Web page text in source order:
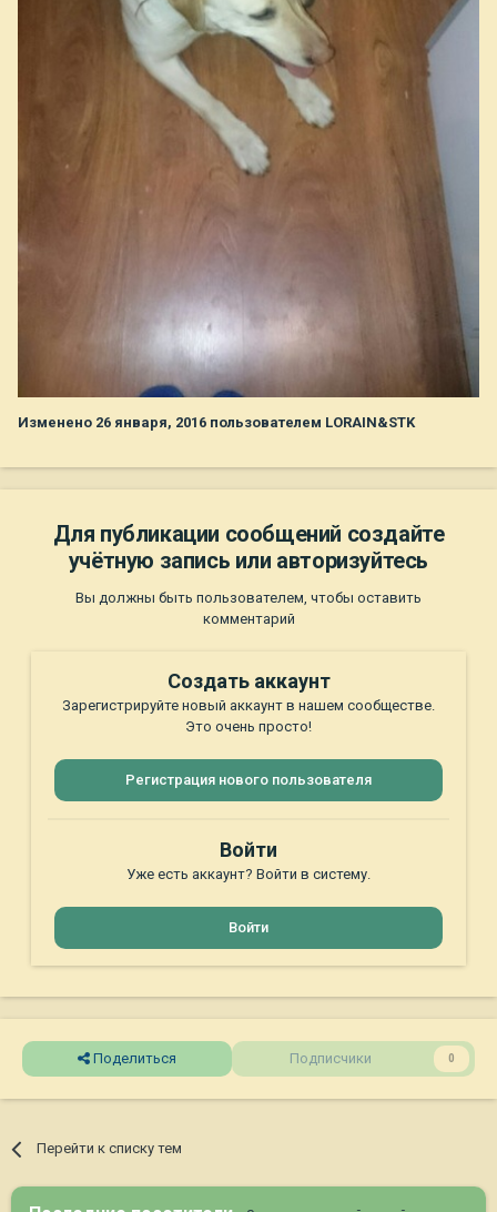
Изменено 26 января, 2016 пользователем LORAIN&STK
Для публикации сообщений создайте
учётную запись или авторизуйтесь
Вы должны быть пользователем, чтобы оставить
комментарий
Создать аккаунт
Зарегистрируйте новый аккаунт в нашем сообществе.
Это очень просто!
Регистрация нового пользователя
Войти
Уже есть аккаунт? Войти в систему.
Войти
Поделиться Подписчики 0
Перейти к списку тем